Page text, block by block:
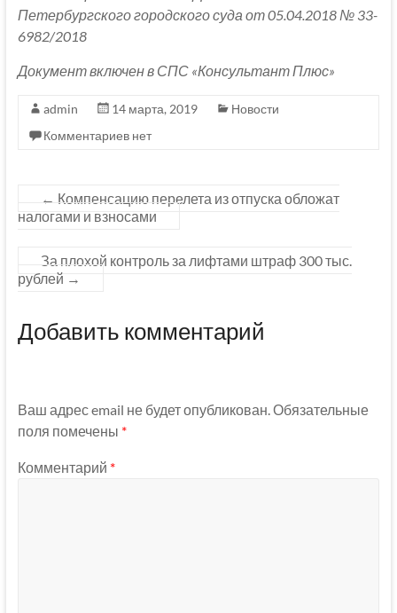
Петербургского городского суда от 05.04.2018 № 33-
6982/2018
Документ включен в СПС «Консультант Плюс»
admin 14 марта, 2019
Новости
Комментариев нет
← Компенсацию перелета из отпуска обложат
налогами и взносами
За плохой контроль за лифтами штраф 300 тыс.
рублей →
Добавить комментарий
Ваш адрес email не будет опубликован. Обязательные
поля помечены *
Комментарий *